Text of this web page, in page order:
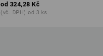
od 324,28 Kč
(vč. DPH) od 3 ks